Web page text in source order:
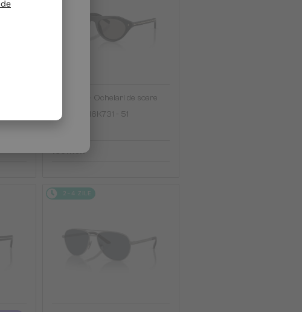
Ochelari de soare
PR B15S - 16K731 - 51
1 301 RON
2-4 ZILE